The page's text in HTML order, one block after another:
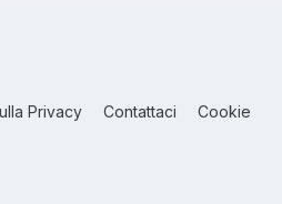
Privacy Contattaci Cookie